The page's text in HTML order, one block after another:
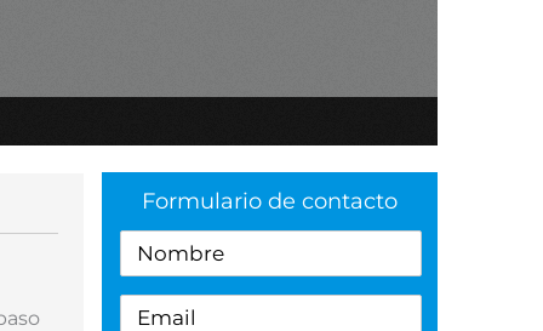
Formulario de contacto